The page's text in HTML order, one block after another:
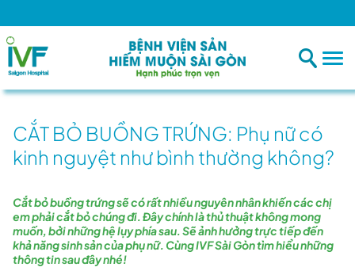
CẮT BỎ BUỒNG TRỨNG: Phụ nữ có
kinh nguyệt như bình thường không?
Cắt bỏ buồng trứng sẽ có rất nhiều nguyên nhân khiến các chị
em phải cắt bỏ chúng đi. Đây chính là thủ thuật không mong
muốn, bởi những hệ lụy phía sau. Sẽ ảnh hưởng trực tiếp đến
khả năng sinh sản của phụ nữ. Cùng IVF Sài Gòn tìm hiểu những
thông tin sau đây nhé!